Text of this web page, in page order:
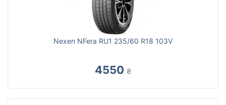
Nexen NFera RU1 235/60 R18 103V
4550 ₴